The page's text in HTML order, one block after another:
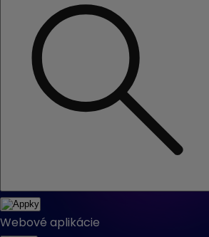
Webové aplikácie